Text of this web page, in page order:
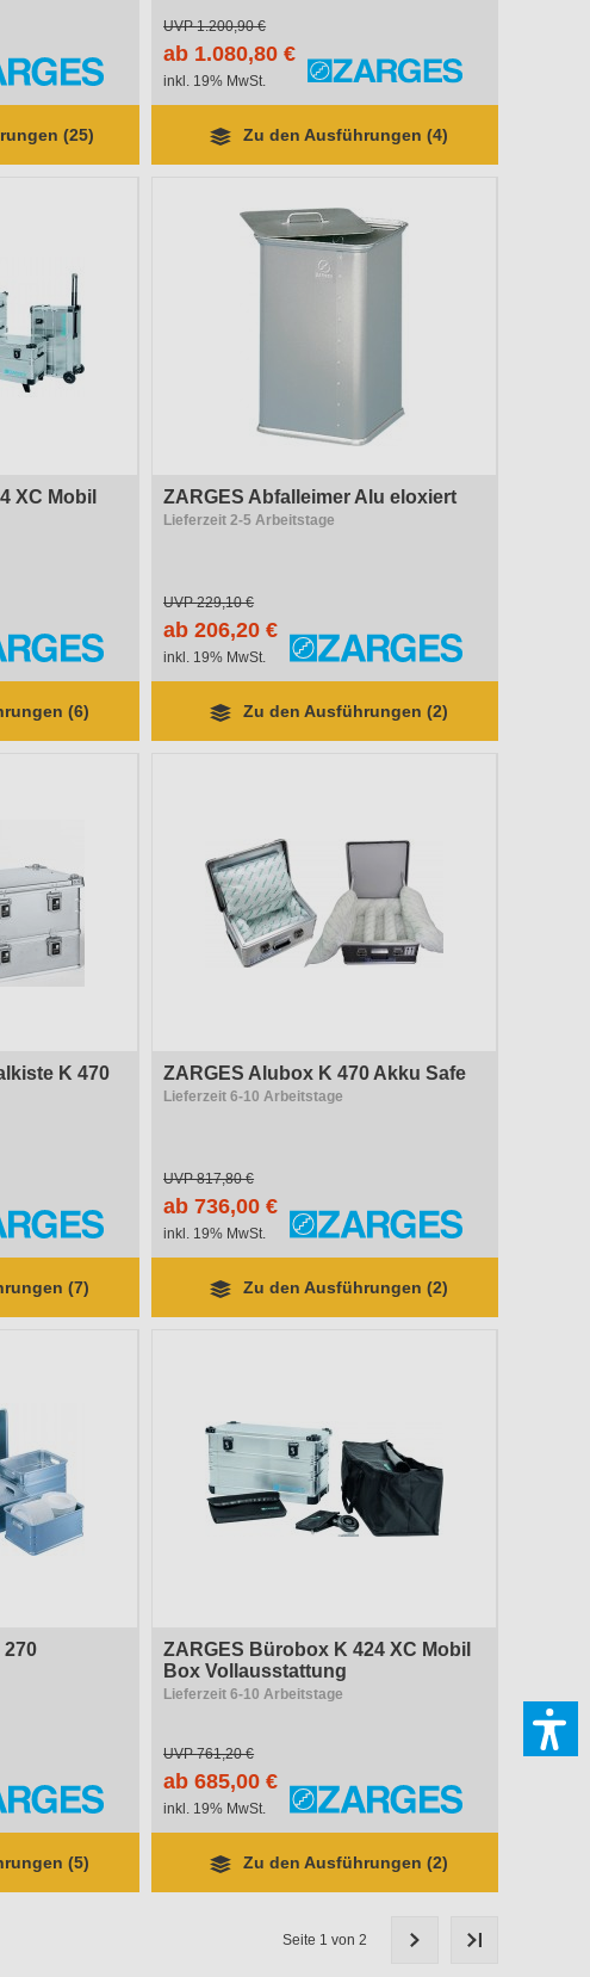
(25)
UVP1.200,90 €
ab 1.080,80 €
inkl. 19% MwSt.
Zu den Ausführungen (4)
XC Mobil
(6)
ZARGES Abfalleimer Alu eloxiert
Lieferzeit 2-5 Arbeitstage
UVP229,10 €
ab 206,20 €
inkl. 19% MwSt.
Zu den Ausführungen (2)
K 470
(7)
ZARGES Alubox K 470 Akku Safe
Lieferzeit 6-10 Arbeitstage
UVP817,80 €
ab 736,00 €
inkl. 19% MwSt.
Zu den Ausführungen (2)
270
(5)
ZARGES Bürobox K 424 XC Mobil
Box Vollausstattung
Lieferzeit 6-10 Arbeitstage
UVP761,20 €
ab 685,00 €
inkl. 19% MwSt.
Zu den Ausführungen (2)
Seite 1 von 2